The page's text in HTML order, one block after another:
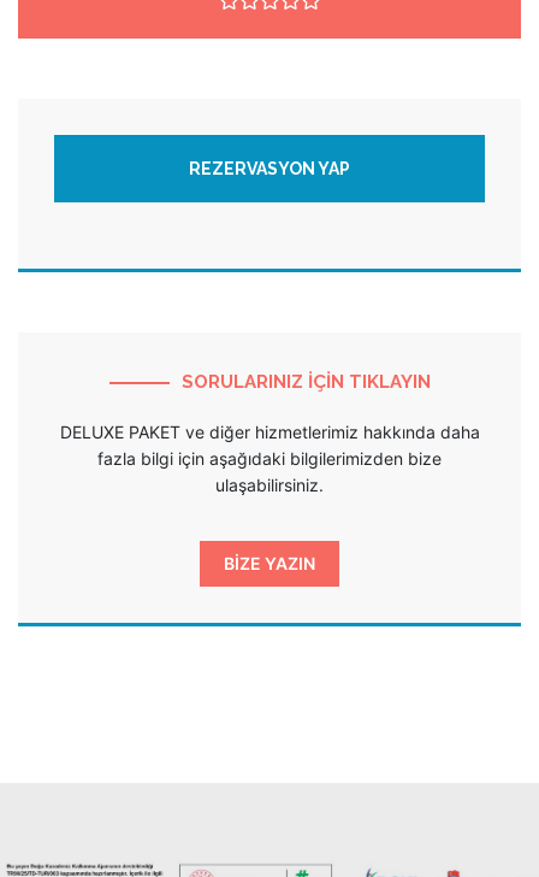
REZERVASYON YAP
SORULARINIZ İÇİN TIKLAYIN
DELUXE PAKET ve diğer hizmetlerimiz hakkında daha
fazla bilgi için aşağıdaki bilgilerimizden bize
ulaşabilirsiniz.
BİZE YAZIN